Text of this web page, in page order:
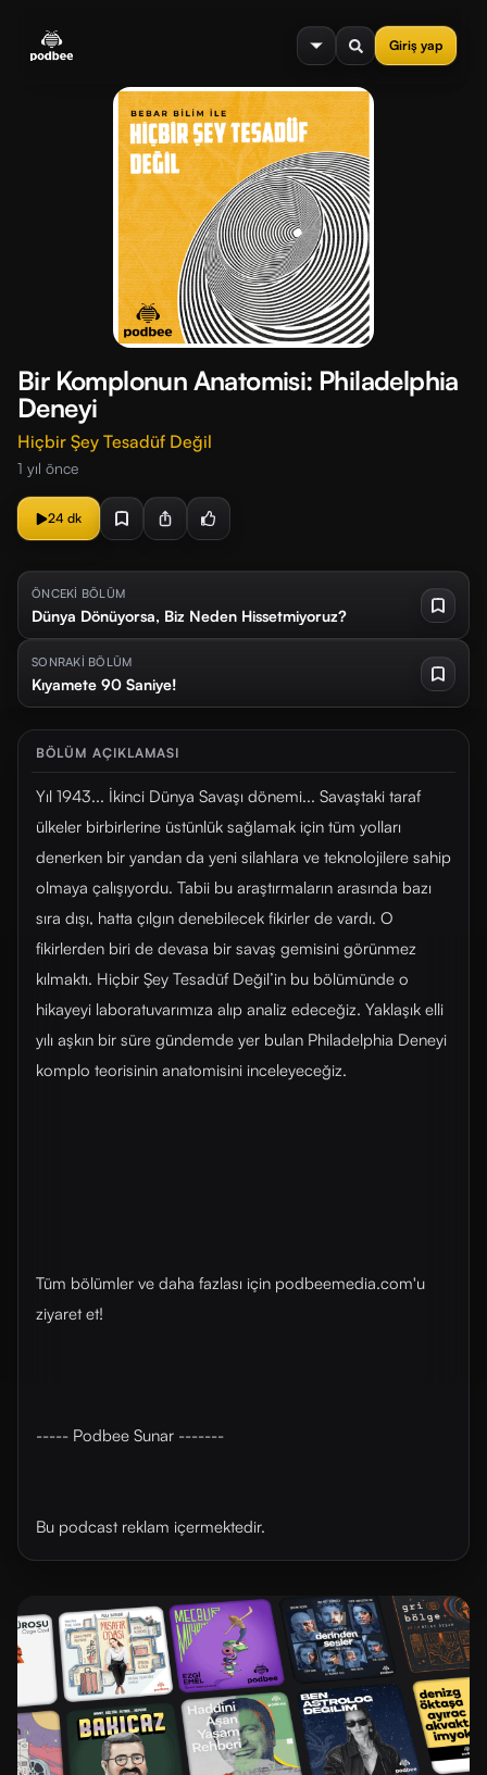
Giriş yap
menu
Bir Komplonun Anatomisi: Philadelphia
Deneyi
Hiçbir Şey Tesadüf Değil
1 yıl önce
24 dk
ÖNCEKİ BÖLÜM
Dünya Dönüyorsa, Biz Neden Hissetmiyoruz?
SONRAKİ BÖLÜM
Kıyamete 90 Saniye!
BÖLÜM AÇIKLAMASI
Yıl 1943... İkinci Dünya Savaşı dönemi... Savaştaki taraf
ülkeler birbirlerine üstünlük sağlamak için tüm yolları
denerken bir yandan da yeni silahlara ve teknolojilere sahip
olmaya çalışıyordu. Tabii bu araştırmaların arasında bazı
sıra dışı, hatta çılgın denebilecek fikirler de vardı. O
fikirlerden biri de devasa bir savaş gemisini görünmez
kılmaktı. Hiçbir Şey Tesadüf Değil’in bu bölümünde o
hikayeyi laboratuvarımıza alıp analiz edeceğiz. Yaklaşık elli
yılı aşkın bir süre gündemde yer bulan Philadelphia Deneyi
komplo teorisinin anatomisini inceleyeceğiz.
Tüm bölümler ve daha fazlası için ⁠⁠podbeemedia.com⁠⁠'u
ziyaret et!
----- Podbee Sunar -------
Bu podcast reklam içermektedir.